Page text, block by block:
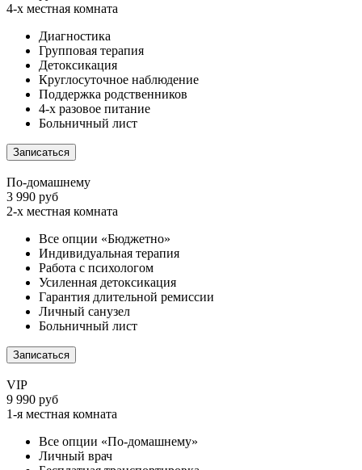
4-х местная комната
Диагностика
Групповая терапия
Детоксикация
Круглосуточное наблюдение
Поддержка родственников
4-х разовое питание
Больничный лист
Записаться
По-домашнему
3 990 руб
2-х местная комната
Все опции «Бюджетно»
Индивидуальная терапия
Работа с психологом
Усиленная детоксикация
Гарантия длительной ремиссии
Личный санузел
Больничный лист
Записаться
VIP
9 990 руб
1-я местная комната
Все опции «По-домашнему»
Личный врач